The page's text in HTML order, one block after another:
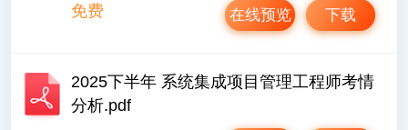
免费
下载
在线预览
2025下半年 系统集成项目管理工程师考情
分析.pdf